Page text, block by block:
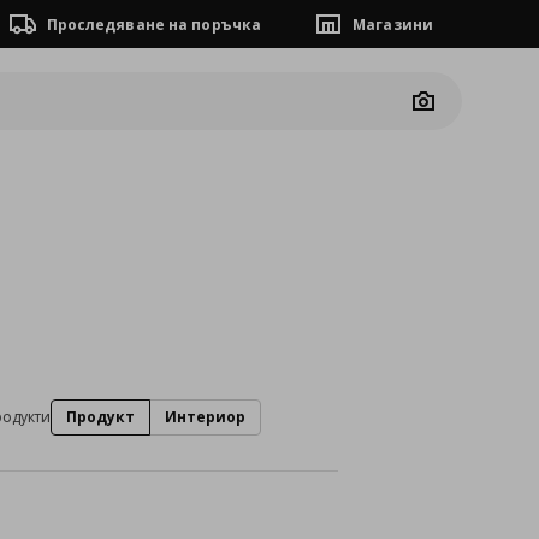
Проследяване на поръчка Магазини
Camera
Продукт Интериор